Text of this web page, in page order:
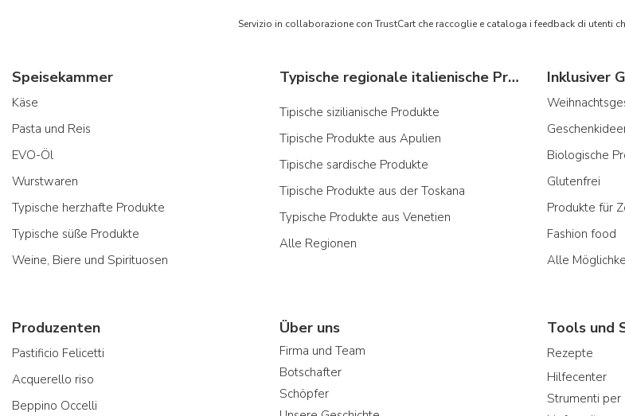
Servizio in collaborazione con TrustCart che raccoglie e cataloga i feedback di utenti
Speisekammer
Käse
Pasta und Reis
EVO-Öl
Wurstwaren
Typische herzhafte Produkte
Typische süße Produkte
Weine, Biere und Spirituosen
Typische regionale italienische Produkte
Tipische sizilianische Produkte
Tipische Produkte aus Apulien
Tipische sardische Produkte
Tipische Produkte aus der Toskana
Typische Produkte aus Venetien
Alle Regionen
Inklusiver
Biologische
Glutenfrei
Produkte für
Fashion food
Alle
Produzenten
Pastificio Felicetti
Acquerello riso
Beppino Occelli
Über uns
Firma und Team
Botschafter
Schöpfer
Tools und
Rezepte
Hilfecenter
Strumenti per